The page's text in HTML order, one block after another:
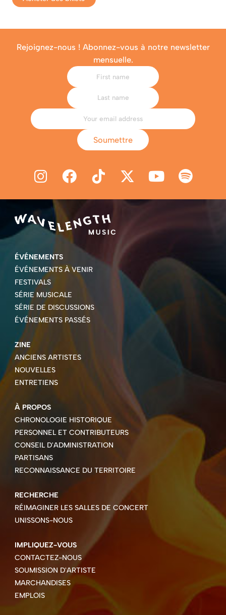
Rejoignez-nous ! Abonnez-vous à notre newsletter
mensuelle.
Soumettre
ÉVÉNEMENTS
ÉVÉNEMENTS À VENIR
FESTIVALS
SÉRIE MUSICALE
SÉRIE DE DISCUSSIONS
ÉVÉNEMENTS PASSÉS
ZINE
ANCIENS ARTISTES
NOUVELLES
ENTRETIENS
À PROPOS
CHRONOLOGIE HISTORIQUE
PERSONNEL ET CONTRIBUTEURS
CONSEIL D'ADMINISTRATION
PARTISANS
RECONNAISSANCE DU TERRITOIRE
RECHERCHE
RÉIMAGINER LES SALLES DE CONCERT
UNISSONS-NOUS
IMPLIQUEZ-VOUS
CONTACTEZ-NOUS
SOUMISSION D'ARTISTE
MARCHANDISES
EMPLOIS